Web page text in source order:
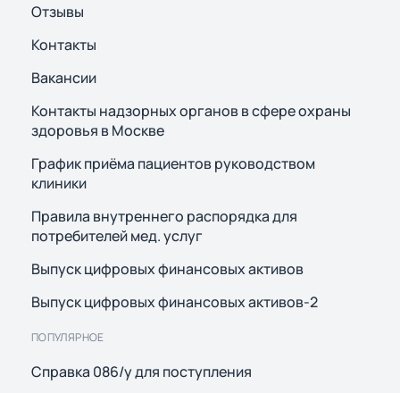
Отзывы
Контакты
Вакансии
Контакты надзорных органов в сфере охраны
здоровья в Москве
График приёма пациентов руководством
клиники
Правила внутреннего распорядка для
потребителей мед. услуг
Выпуск цифровых финансовых активов
Выпуск цифровых финансовых активов-2
ПОПУЛЯРНОЕ
Справка 086/у для поступления